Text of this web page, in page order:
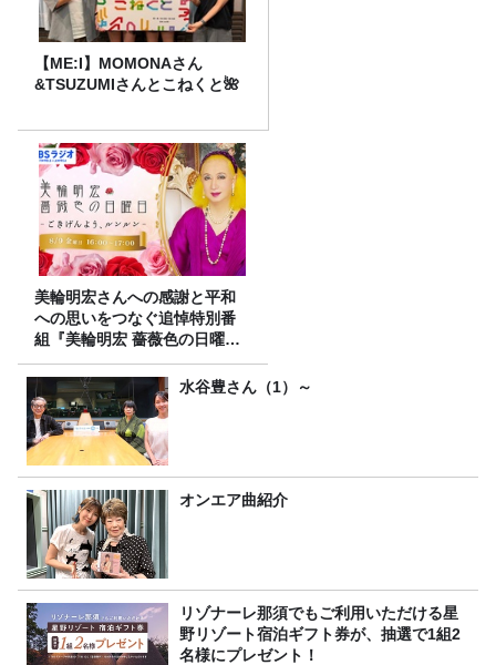
【ME:I】MOMONAさん
&TSUZUMIさんとこねくと🌺
美輪明宏さんへの感謝と平和
への思いをつなぐ追悼特別番
組『美輪明宏 薔薇色の日曜日
～ごきげんよう、ルンルン
～』8/9（日）16時放送水谷豊さん（1）～
オンエア曲紹介
リゾナーレ那須でもご利用いただける星
野リゾート宿泊ギフト券が、抽選で1組2
名様にプレゼント！